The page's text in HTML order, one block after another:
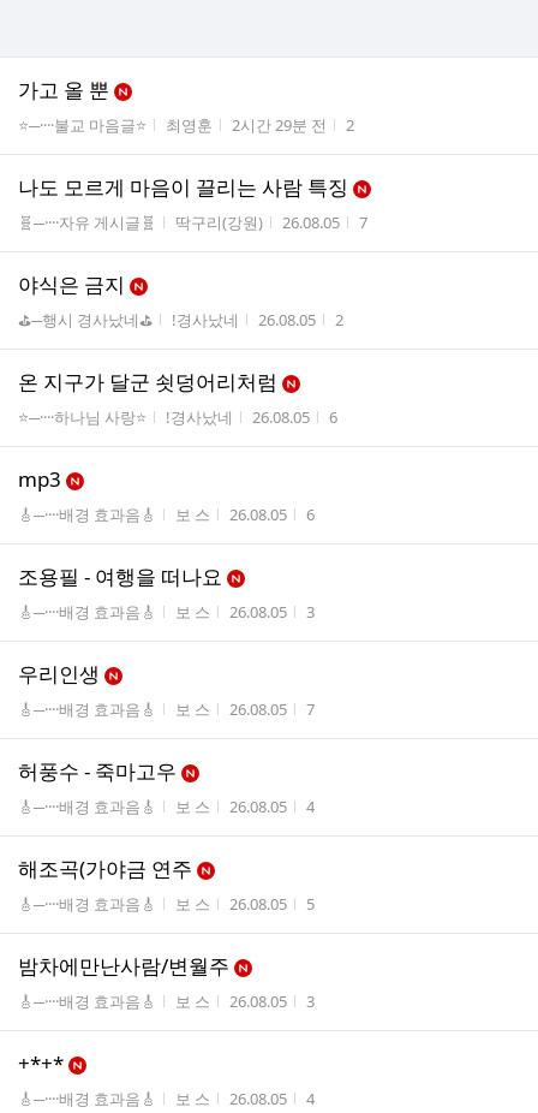
가고 올 뿐
게시판명
⭐─····불교 마음글⭐ 작성자
최영훈 작성시간
2시간 29분 전 조회수
2
나도 모르게 마음이 끌리는 사람 특징
게시판명
🧬─····자유 게시글🧬 작성자
딱구리(강원) 작성시간
26.08.05 조회수
7
야식은 금지
게시판명
⛳─행시 경사났네⛳ 작성자
!경사났네 작성시간
26.08.05 조회수
2
온 지구가 달군 쇳덩어리처럼
게시판명
⭐─····하나님 사랑⭐ 작성자
!경사났네 작성시간
26.08.05 조회수
6
mp3
게시판명
🎸─····배경 효과음🎸 작성자
보 스 작성시간
26.08.05 조회수
6
조용필 - 여행을 떠나요
게시판명
🎸─····배경 효과음🎸 작성자
보 스 작성시간
26.08.05 조회수
3
우리인생
게시판명
🎸─····배경 효과음🎸 작성자
보 스 작성시간
26.08.05 조회수
7
허풍수 - 죽마고우
게시판명
🎸─····배경 효과음🎸 작성자
보 스 작성시간
26.08.05 조회수
4
해조곡(가야금 연주
게시판명
🎸─····배경 효과음🎸 작성자
보 스 작성시간
26.08.05 조회수
5
밤차에만난사람/변월주
게시판명
🎸─····배경 효과음🎸 작성자
보 스 작성시간
26.08.05 조회수
3
+*+*
게시판명
🎸─····배경 효과음🎸 작성자
보 스 작성시간
26.08.05 조회수
4